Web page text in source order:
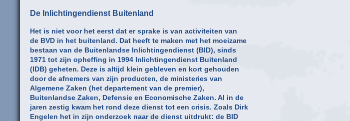
De Inlichtingendienst Buitenland
Het is niet voor het eerst dat er sprake is van activiteiten van
de BVD in het buitenland. Dat heeft te maken met het moeizame
bestaan van de Buitenlandse Inlichtingendienst (BID), sinds
1971 tot zijn opheffing in 1994 Inlichtingendienst Buitenland
(IDB) geheten. Deze is altijd klein gebleven en kort gehouden
door de afnemers van zijn producten, de ministeries van
Algemene Zaken (het departement van de premier),
Buitenlandse Zaken, Defensie en Economische Zaken. Al in de
jaren zestig kwam het rond deze dienst tot een crisis. Zoals Dirk
Engelen het in zijn onderzoek naar de dienst uitdrukt: de BID